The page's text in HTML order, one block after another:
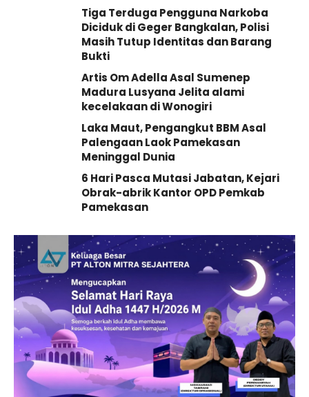
Tiga Terduga Pengguna Narkoba
Diciduk di Geger Bangkalan, Polisi
Masih Tutup Identitas dan Barang
Bukti
Artis Om Adella Asal Sumenep
Madura Lusyana Jelita alami
kecelakaan di Wonogiri
Laka Maut, Pengangkut BBM Asal
Palengaan Laok Pamekasan
Meninggal Dunia
6 Hari Pasca Mutasi Jabatan, Kejari
Obrak-abrik Kantor OPD Pemkab
Pamekasan